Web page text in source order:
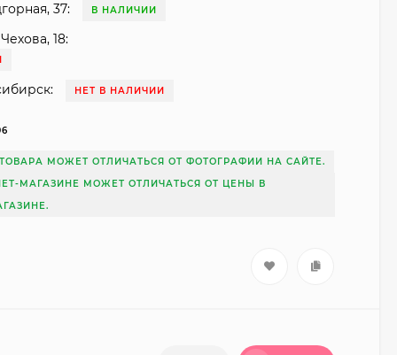
37: В НАЛИЧИИ
18:
НЕТ В НАЛИЧИИ
МОЖЕТ ОТЛИЧАТЬСЯ ОТ ФОТОГРАФИИ НА САЙТЕ.
МАГАЗИНЕ МОЖЕТ ОТЛИЧАТЬСЯ ОТ ЦЕНЫ В